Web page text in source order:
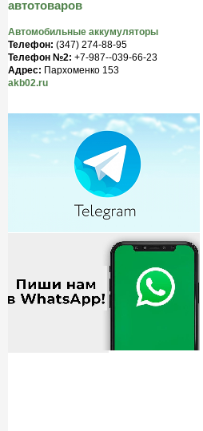
автотоваров
Автомобильные аккумуляторы
Телефон: (347) 274-88-95
Телефон №2: +7-987--039-66-23
Адрес: Пархоменко 153
akb02.ru